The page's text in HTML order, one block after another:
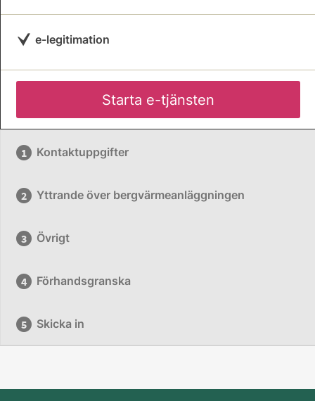
e-legitimation
Starta e-tjänsten
Kontaktuppgifter
Yttrande över bergvärmeanläggningen
Övrigt
Förhandsgranska
Skicka in